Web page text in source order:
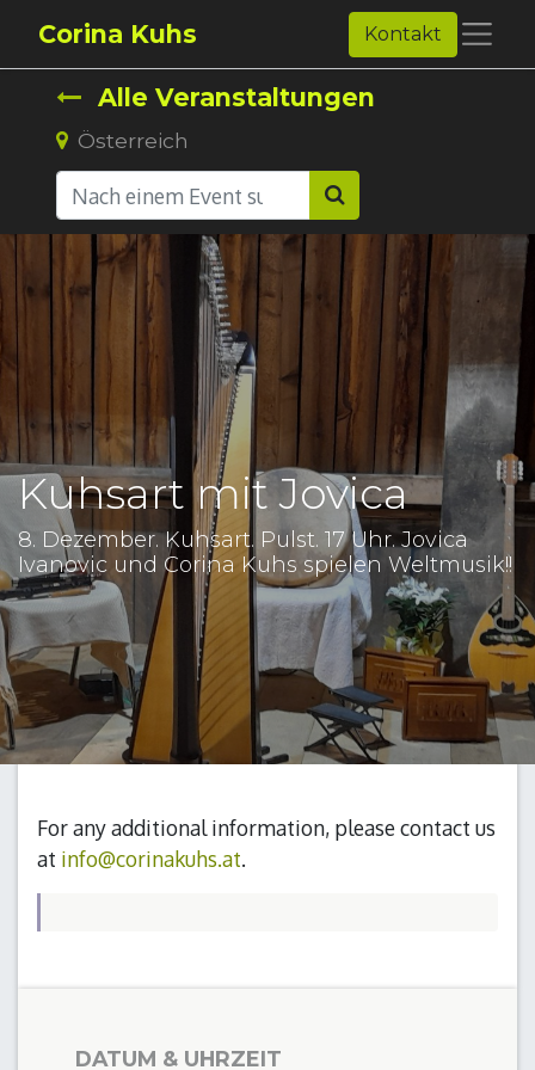
Corina Kuhs Kontakt
Alle Veranstaltungen
Österreich
Kuhsart mit Jovica
8. Dezember. Kuhsart. Pulst. 17 Uhr. Jovica
Ivanovic und Corina Kuhs spielen Weltmusik!!
For any additional information, please contact us
at info@corinakuhs.at.
DATUM & UHRZEIT